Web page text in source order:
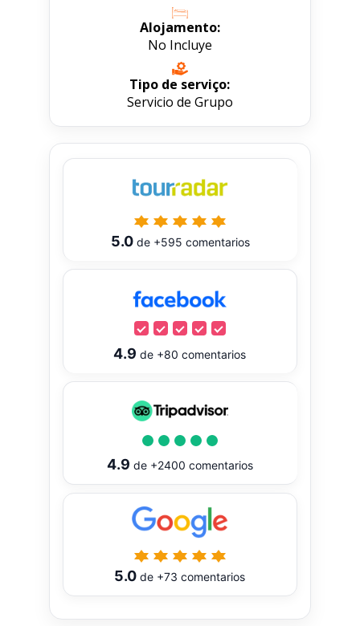
Alojamento:
No Incluye
Tipo de serviço:
Servicio de Grupo
5.0de +595 comentarios
4.9 de +80 comentarios
4.9 de +2400 comentarios
5.0 de +73 comentarios